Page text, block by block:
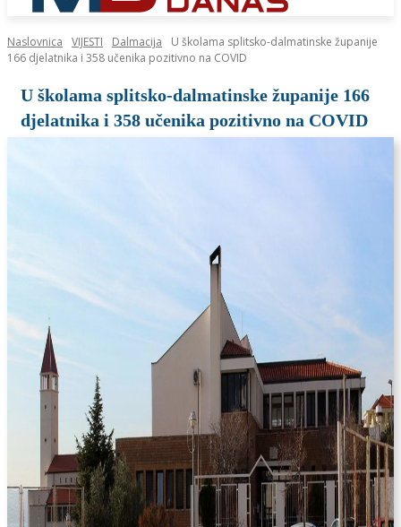
Naslovnica VIJESTI Dalmacija
U školama splitsko-dalmatinske županije
166 djelatnika i 358 učenika pozitivno na COVID
U školama splitsko-dalmatinske županije 166
djelatnika i 358 učenika pozitivno na COVID